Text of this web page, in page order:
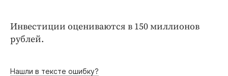
Инвестиции оцениваются в 150 миллионов
рублей.
Нашли в тексте ошибку?